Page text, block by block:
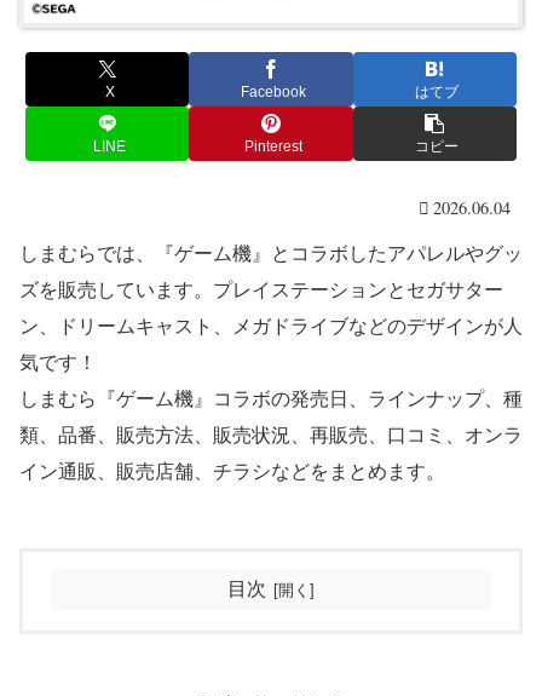
X Facebook はてブ
LINE Pinterest コピー
2026.06.04
しまむらでは、『ゲーム機』とコラボしたアパレルやグッ
ズを販売しています。プレイステーションとセガサター
ン、ドリームキャスト、メガドライブなどのデザインが人
気です！
しまむら『ゲーム機』コラボの発売日、ラインナップ、種
類、品番、販売方法、販売状況、再販売、口コミ、オンラ
イン通販、販売店舗、チラシなどをまとめます。
目次